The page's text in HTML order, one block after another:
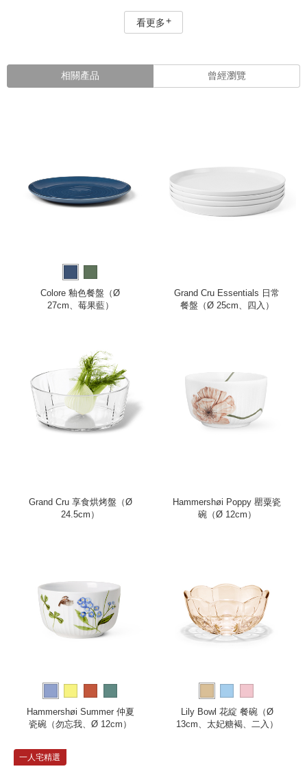
看更多
相關產品 曾經瀏覽
Colore 釉色餐盤（Ø
27cm、莓果藍）
Grand Cru Essentials 日常
餐盤（Ø 25cm、四入）
Grand Cru 享食烘烤盤（Ø
24.5cm）
Hammershøi Poppy 罌粟瓷
碗（Ø 12cm）
Hammershøi Summer 仲夏
瓷碗（勿忘我、Ø 12cm）
Lily Bowl 花綻 餐碗（Ø
13cm、太妃糖褐、二入）
一人宅精選